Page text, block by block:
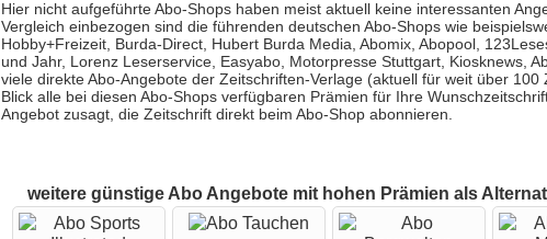
Hier nicht aufgeführte Abo-Shops haben meist aktuell keine interessanten
Vergleich einbezogen sind die führenden deutschen Abo-Shops wie
Hobby+Freizeit, Burda-Direct, Hubert Burda Media, Abomix, Abopool,
und Jahr, Lorenz Leserservice, Easyabo, Motorpresse Stuttgart, Kiosknews,
viele direkte Abo-Angebote der Zeitschriften-Verlage (aktuell für weit über
Blick alle bei diesen Abo-Shops verfügbaren Prämien für Ihre
Angebot zusagt, die Zeitschrift direkt beim Abo-Shop abonnieren.
weitere günstige Abo Angebote mit hohen Prämien als